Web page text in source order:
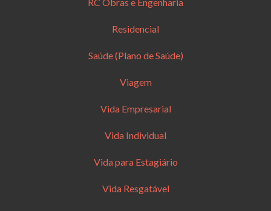
Residencial
Saúde (Plano de Saúde)
Viagem
Vida Empresarial
Vida Individual
Vida para Estagiário
Vida Resgatável